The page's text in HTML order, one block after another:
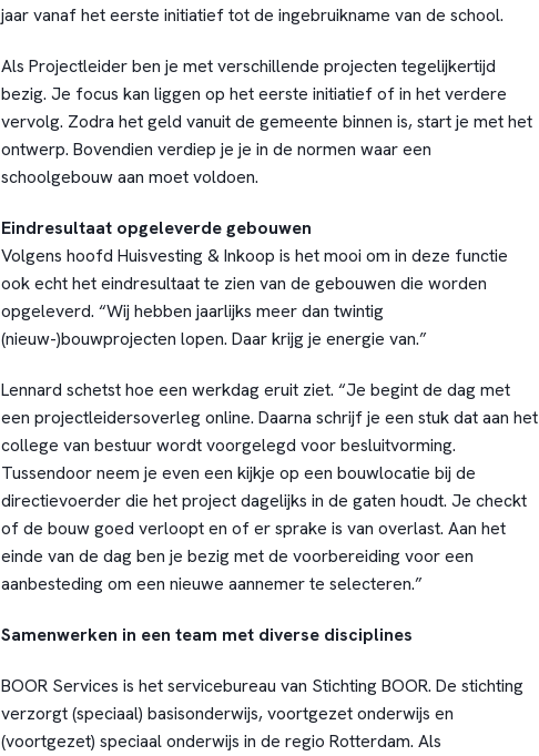
jaar vanaf het eerste initiatief tot de ingebruikname van de school.
Als Projectleider ben je met verschillende projecten tegelijkertijd
bezig. Je focus kan liggen op het eerste initiatief of in het verdere
vervolg. Zodra het geld vanuit de gemeente binnen is, start je met het
ontwerp. Bovendien verdiep je je in de normen waar een
schoolgebouw aan moet voldoen.
Eindresultaat opgeleverde gebouwen
Volgens hoofd Huisvesting & Inkoop is het mooi om in deze functie
ook echt het eindresultaat te zien van de gebouwen die worden
opgeleverd. “Wij hebben jaarlijks meer dan twintig
(nieuw-)bouwprojecten lopen. Daar krijg je energie van.”
Lennard schetst hoe een werkdag eruit ziet. “Je begint de dag met
een projectleidersoverleg online. Daarna schrijf je een stuk dat aan het
college van bestuur wordt voorgelegd voor besluitvorming.
Tussendoor neem je even een kijkje op een bouwlocatie bij de
directievoerder die het project dagelijks in de gaten houdt. Je checkt
of de bouw goed verloopt en of er sprake is van overlast. Aan het
einde van de dag ben je bezig met de voorbereiding voor een
aanbesteding om een nieuwe aannemer te selecteren.”
Samenwerken in een team met diverse disciplines
BOOR Services is het servicebureau van Stichting BOOR. De stichting
verzorgt (speciaal) basisonderwijs, voortgezet onderwijs en
(voortgezet) speciaal onderwijs in de regio Rotterdam. Als